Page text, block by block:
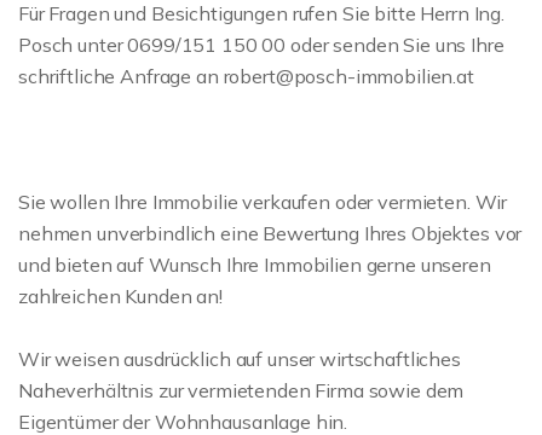
Für Fragen und Besichtigungen rufen Sie bitte Herrn Ing.
Posch unter 0699/151 150 00 oder senden Sie uns Ihre
schriftliche Anfrage an robert@posch-immobilien.at
Sie wollen Ihre Immobilie verkaufen oder vermieten. Wir
nehmen unverbindlich eine Bewertung Ihres Objektes vor
und bieten auf Wunsch Ihre Immobilien gerne unseren
zahlreichen Kunden an!
Wir weisen ausdrücklich auf unser wirtschaftliches
Naheverhältnis zur vermietenden Firma sowie dem
Eigentümer der Wohnhausanlage hin.